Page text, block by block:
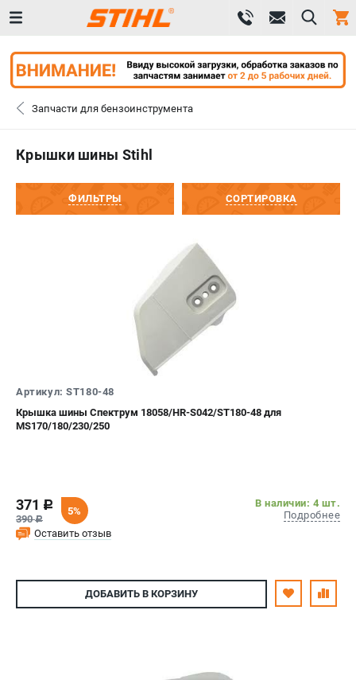
ИЗБРАННОЕ ( 0 )
ЗАКАЗАТЬ ЗАПЧАСТЬ
0 ₽
ПОДДЕРЖКА
Гарантия Stihl
Политика обработки персональных данных
Запчасти для бензоинструмента
Крышки шины Stihl
ФИЛЬТРЫ СОРТИРОВКА
Артикул: ST180-48
Крышка шины Спектрум 18058/HR-S042/ST180-48 для
MS170/180/230/250
371 c
390c
5%
В наличии: 4 шт.
Подробнее
Оставить отзыв
ДОБАВИТЬ В КОРЗИНУ